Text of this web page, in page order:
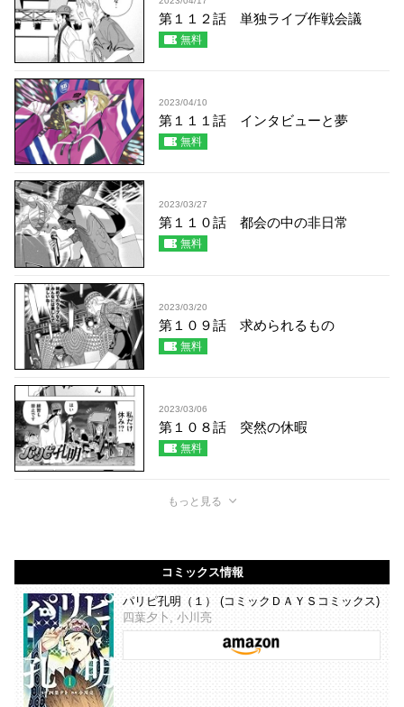
第１１２話 単独ライブ作戦会議
無料
2023/04/10
第１１１話 インタビューと夢
無料
2023/03/27
第１１０話 都会の中の非日常
無料
2023/03/20
第１０９話 求められるもの
無料
2023/03/06
第１０８話 突然の休暇
無料
もっと見る
コミックス情報
パリピ孔明（１） (コミックＤＡＹＳコミックス)
四葉夕卜, 小川亮